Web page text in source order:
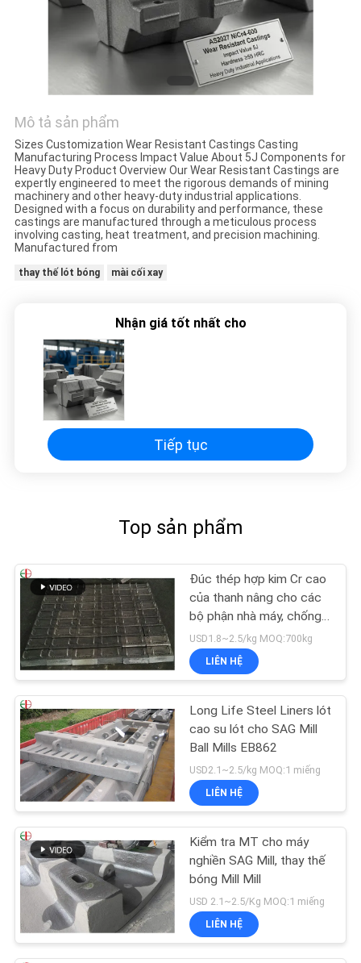
THAM
QUAN
NHÀ
MÁY
KIỂM
SOÁT
CHẤT
LƯỢNG
LIÊN
CHÚNG
CẦU
BÁO
GIÁ
SITEMAP
CHÍNH
SÁCH
BẢO
MẬT
Mô tả sản phẩm
Sizes Customization Wear Resistant Castings Casting
Manufacturing Process Impact Value About 5J Components for
Heavy Duty Product Overview Our Wear Resistant Castings are
expertly engineered to meet the rigorous demands of mining
machinery and other heavy-duty industrial applications.
Designed with a focus on durability and performance, these
castings are manufactured through a meticulous process
involving casting, heat treatment, and precision machining.
Manufactured from
thay thế lót bóng mài cối xay
Nhận giá tốt nhất cho
Tiếp tục
Top sản phẩm
Đúc thép hợp kim Cr cao
của thanh nâng cho các
bộ phận nhà máy, chống
mài mòn EB2009
USD1.8~2.5/kg MOQ:700kg
LIÊN HỆ
Long Life Steel Liners lót
cao su lót cho SAG Mill
Ball Mills EB862
USD2.1~2.5/kg MOQ:1 miếng
LIÊN HỆ
Kiểm tra MT cho máy
nghiền SAG Mill, thay thế
bóng Mill Mill
USD 2.1~2.5/Kg MOQ:1 miếng
LIÊN HỆ